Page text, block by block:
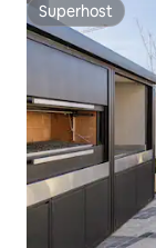
Superhost
Superhost